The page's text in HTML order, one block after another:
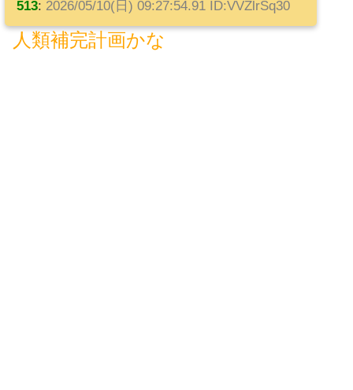
513: 2026/05/10(日) 09:27:54.91 ID:VVZlrSq30
人類補完計画かな